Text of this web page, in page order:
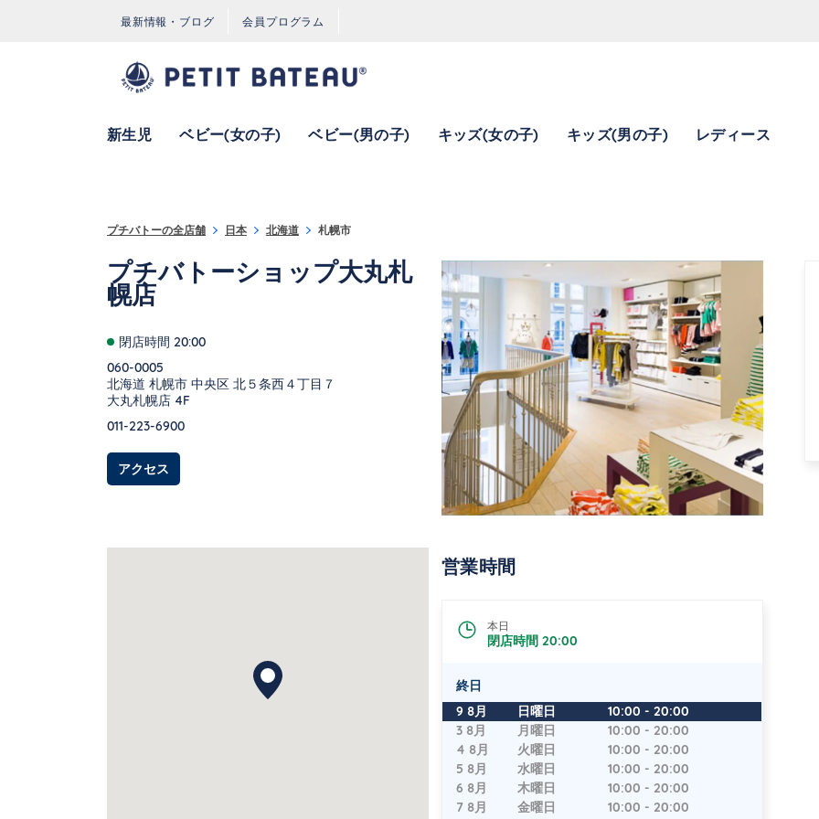
最新情報・ブログ 会員プログラム
新生児 ベビー(女の子) ベビー(男の子) キッズ(女の子) キッズ(男の子) レディース
プチバトーショップ大丸札
幌店
閉店時間 20:00
060-0005
北海道 札幌市 中央区 北５条西４丁目７
大丸札幌店 4F
011-223-6900
アクセス
営業時間
本日
閉店時間20:00
終日
曜日 時間
9 8月 日曜日 10:00 -20:00
3 8月
月曜日 10:00 - 20:00
4 8月
火曜日 10:00 - 20:00
5 8月
水曜日 10:00 - 20:00
6 8月
木曜日 10:00 - 20:00
7 8月
金曜日 10:00 - 20:00
プチバトーの全店舗 日本 北海道 札幌市